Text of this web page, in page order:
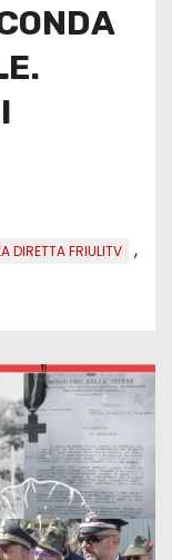
DIRETTA FRIULITV ,